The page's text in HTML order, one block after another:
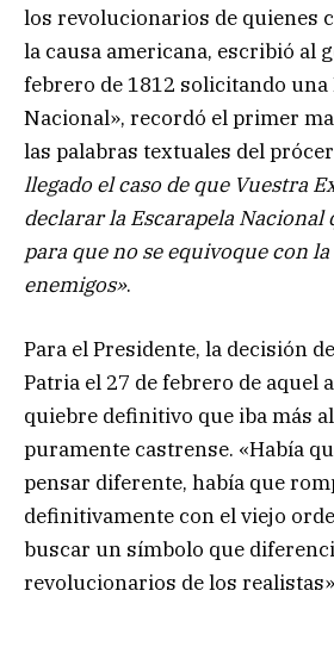
los revolucionarios de quienes
la causa americana, escribió al
febrero de 1812 solicitando una
Nacional», recordó el primer
las palabras textuales del
llegado el caso de que Vuestra
declarar la Escarapela Nacional
para que no se equivoque con
enemigos».
Para el Presidente, la decisión
Patria el 27 de febrero de aquel
quiebre definitivo que iba más
puramente castrense. «Había
pensar diferente, había que
definitivamente con el viejo
buscar un símbolo que
revolucionarios de los